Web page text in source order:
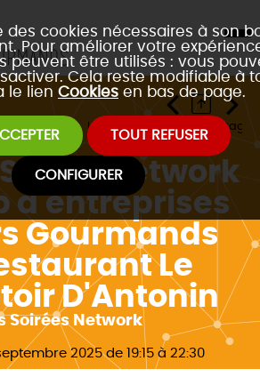
des cookies nécessaires à son
Pour améliorer votre
peuvent être utilisés : vous
Cela reste modifiable à
le lien Cookies en bas de page.
TOUT REFUSER
CONFIGURER
Les 4 formats de réseautage
Network
d'entreprises
Gourmands
Le
D'Antonin
Soirées Network
2025 de 19:15 à 22:30